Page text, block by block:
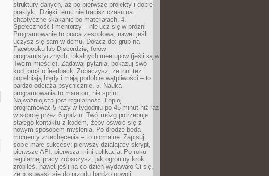
struktury danych, aż po pierwsze projekty i dobre
praktyki. Dzięki temu nie tracisz czasu na
chaotyczne skakanie po materiałach. 4.
Społeczność i mentorzy – nie ucz się w próżni
Programowanie to praca zespołowa, nawet jeśli
uczysz się sam w domu. Dołącz do: grup na
Facebooku lub Discordzie, forów
programistycznych, lokalnych meetupów (jeśli są w
Twoim mieście). Zadawaj pytania, pokazuj swój
kod, proś o feedback. Zobaczysz, że inni też
popełniają błędy i mają podobne wątpliwości – to
bardzo odciąża psychicznie. 5. Nauka
programowania to maraton, nie sprint
Najważniejsza jest regularność. Lepiej
programować 5 razy w tygodniu po 45 minut niż raz
w sobotę przez 6 godzin. Twój mózg potrzebuje
stałego kontaktu z kodem, żeby oswoić się z
nowym sposobem myślenia. Po drodze będą
momenty zniechęcenia – to normalne. Zapisuj
sobie małe sukcesy: pierwszy działający skrypt,
pierwsze API, pierwsza mini-aplikacja. Po roku
regularnej pracy zobaczysz, jak ogromny krok
zrobiłeś, nawet jeśli na co dzień wydawało Ci się,
że posuwasz się do przodu bardzo powoli.